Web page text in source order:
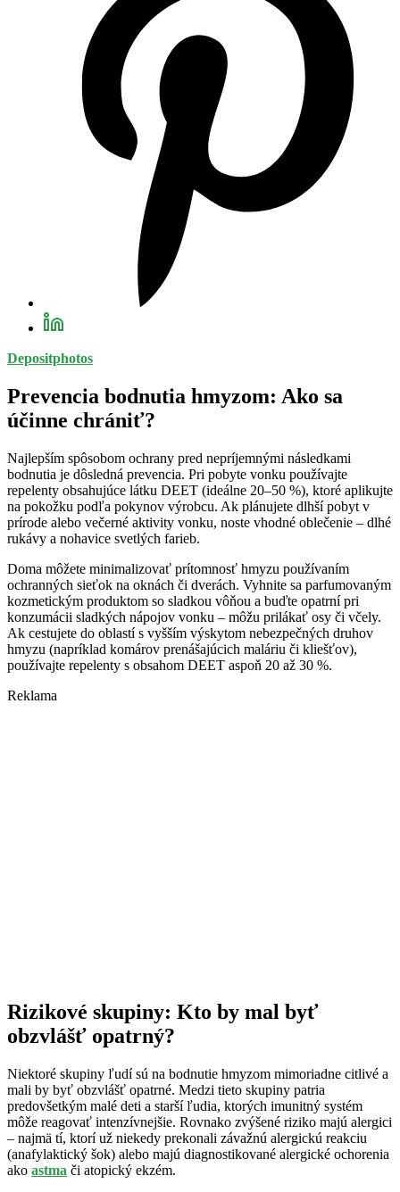
Depositphotos
Prevencia bodnutia hmyzom: Ako sa
účinne chrániť?
Najlepším spôsobom ochrany pred nepríjemnými následkami
bodnutia je dôsledná prevencia. Pri pobyte vonku používajte
repelenty obsahujúce látku DEET (ideálne 20–50 %), ktoré aplikujte
na pokožku podľa pokynov výrobcu. Ak plánujete dlhší pobyt v
prírode alebo večerné aktivity vonku, noste vhodné oblečenie – dlhé
rukávy a nohavice svetlých farieb.
Doma môžete minimalizovať prítomnosť hmyzu používaním
ochranných sieťok na oknách či dverách. Vyhnite sa parfumovaným
kozmetickým produktom so sladkou vôňou a buďte opatrní pri
konzumácii sladkých nápojov vonku – môžu prilákať osy či včely.
Ak cestujete do oblastí s vyšším výskytom nebezpečných druhov
hmyzu (napríklad komárov prenášajúcich maláriu či kliešťov),
používajte repelenty s obsahom DEET aspoň 20 až 30 %.
Reklama
Rizikové skupiny: Kto by mal byť
obzvlášť opatrný?
Niektoré skupiny ľudí sú na bodnutie hmyzom mimoriadne citlivé a
mali by byť obzvlášť opatrné. Medzi tieto skupiny patria
predovšetkým malé deti a starší ľudia, ktorých imunitný systém
môže reagovať intenzívnejšie. Rovnako zvýšené riziko majú alergici
– najmä tí, ktorí už niekedy prekonali závažnú alergickú reakciu
(anafylaktický šok) alebo majú diagnostikované alergické ochorenia
ako astma či atopický ekzém.